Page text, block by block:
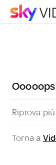
Riprova
Torna a